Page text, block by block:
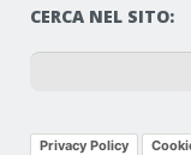
CERCA NEL SITO:
Privacy Policy